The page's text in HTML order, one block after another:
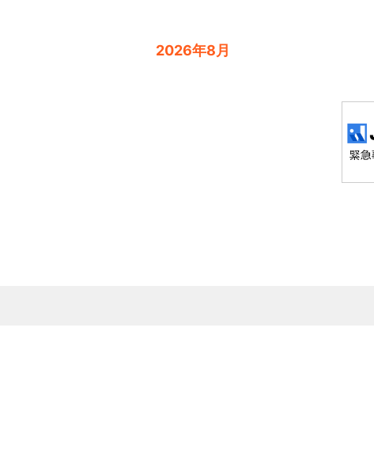
2026年8月